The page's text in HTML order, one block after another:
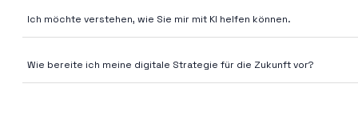
Ich möchte verstehen, wie Sie mir mit KI helfen können.
Wie bereite ich meine digitale Strategie für die Zukunft vor?